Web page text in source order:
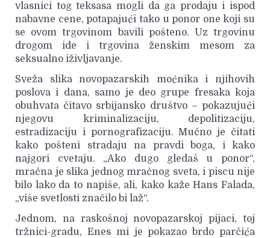
vlasnici tog teksasa mogli da ga prodaju i ispod
nabavne cene, potapajući tako u ponor one koji su
se ovom trgovinom bavili pošteno. Uz trgovinu
drogom ide i trgovina ženskim mesom za
seksualno iživljavanje.
Sveža slika novopazarskih moćnika i njihovih
poslova i dana, samo je deo grupe fresaka koja
obuhvata čitavo srbijansko društvo – pokazujući
njegovu kriminalizaciju, depolitizaciju,
estradizaciju i pornografizaciju. Mučno je čitati
kako pošteni stradaju na pravdi boga, i kako
najgori cvetaju. „Ako dugo gledaš u ponor“,
mračna je slika jednog mračnog sveta, i piscu nije
bilo lako da to napiše, ali, kako kaže Hans Falada,
„više svetlosti značilo bi laž“.
Jednom, na raskošnoj novopazarskoj pijaci, toj
tržnici-gradu, Enes mi je pokazao brdo parčića